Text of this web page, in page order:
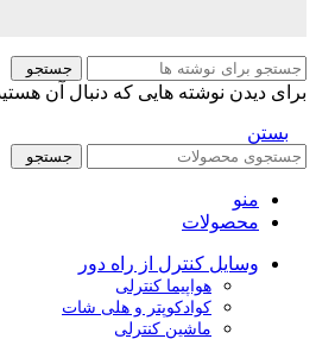
جستجو
برای دیدن نوشته هایی که دنبال آن
بستن
جستجو
منو
محصولات
وسایل کنترل از راه دور
هواپیما کنترلی
کوادکوپتر و هلی شات
ماشین کنترلی